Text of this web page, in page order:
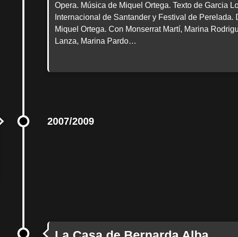
Opera. Música de Miquel Ortega. Texto de Garcia
Internacional de Santander y Festival de Perelada.
Miquel Ortega. Con Monserrat Martí, Marina
Lanza, Marina Pardo…
2007/2009